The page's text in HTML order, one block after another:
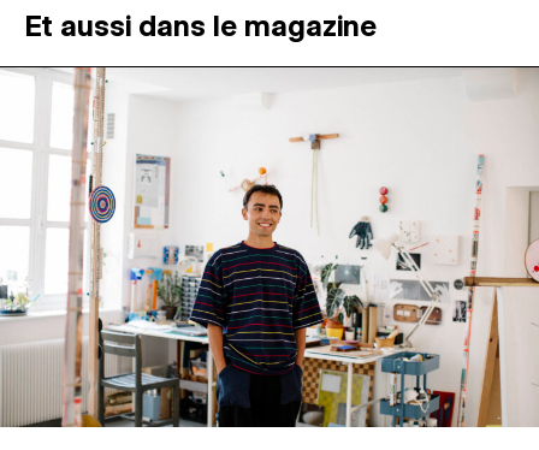
ATELIERS OUVERTS
PROGRAMMATION
MAGAZINE
ESPACES DE PRATIQUE ARTISTIQUE ↓
Recherche
Connexion
Et aussi dans le magazine